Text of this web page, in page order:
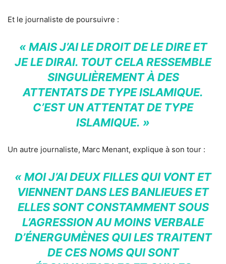
Et le journaliste de poursuivre :
« MAIS J’AI LE DROIT DE LE DIRE ET
JE LE DIRAI. TOUT CELA RESSEMBLE
SINGULIÈREMENT À DES
ATTENTATS DE TYPE ISLAMIQUE.
C’EST UN ATTENTAT DE TYPE
ISLAMIQUE. »
Un autre journaliste, Marc Menant, explique à son tour :
« MOI J’AI DEUX FILLES QUI VONT ET
VIENNENT DANS LES BANLIEUES ET
ELLES SONT CONSTAMMENT SOUS
L’AGRESSION AU MOINS VERBALE
D’ÉNERGUMÈNES QUI LES TRAITENT
DE CES NOMS QUI SONT